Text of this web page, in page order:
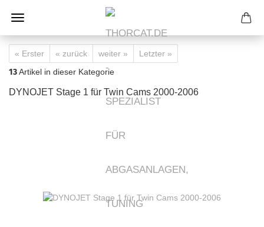
« Erster « zurück weiter » Letzter »
13Artikel in dieser Kategorie
DYNOJET Stage 1 für Twin Cams 2000-2006